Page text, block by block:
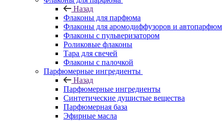
Назад
Флаконы для парфюма
Флаконы для аромодиффузоров и
Флаконы с пульверизатором
Роликовые флаконы
Тара для свечей
Флаконы с палочкой
Парфюмерные ингредиенты
Назад
Парфюмерные ингредиенты
Синтетические душистые вещества
Парфюмерная база
Эфирные масла